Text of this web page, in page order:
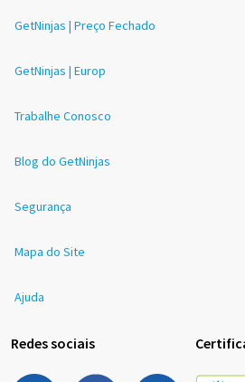
GetNinjas | Preço Fechado
GetNinjas | Europ
Trabalhe Conosco
Blog do GetNinjas
Segurança
Mapa do Site
Ajuda
Redes sociais